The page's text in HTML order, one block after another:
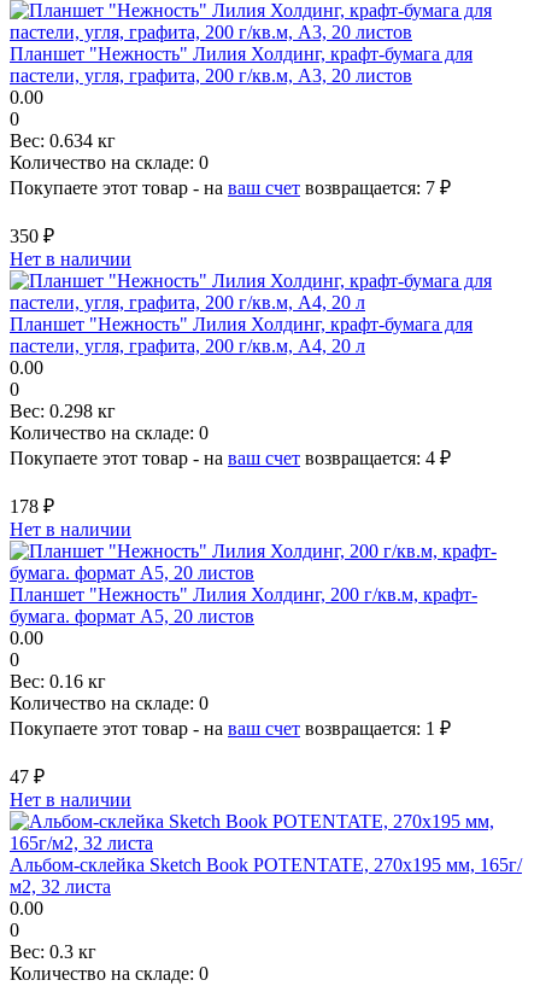
Планшет "Нежность" Лилия Холдинг, крафт-бумага для
пастели, угля, графита, 200 г/кв.м, А3, 20 листов
0.00
0
Вес: 0.634 кг
Количество на складе: 0
Покупаете этот товар - на ваш счет возвращается: 7 ₽
350 ₽
Нет в наличии
Планшет "Нежность" Лилия Холдинг, крафт-бумага для
пастели, угля, графита, 200 г/кв.м, А4, 20 л
0.00
0
Вес: 0.298 кг
Количество на складе: 0
Покупаете этот товар - на ваш счет возвращается: 4 ₽
178 ₽
Нет в наличии
Планшет "Нежность" Лилия Холдинг, 200 г/кв.м, крафт-
бумага. формат А5, 20 листов
0.00
0
Вес: 0.16 кг
Количество на складе: 0
Покупаете этот товар - на ваш счет возвращается: 1 ₽
47 ₽
Нет в наличии
Альбом-склейка Sketch Book POTENTATE, 270х195 мм, 165г/
м2, 32 листа
0.00
0
Вес: 0.3 кг
Количество на складе: 0